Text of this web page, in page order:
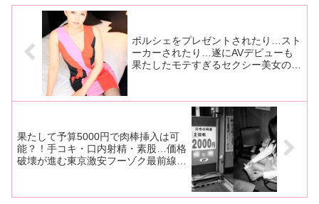
ポルシェをプレゼントされたり…スト
ーカーされたり…遂にAVデビューも
果たしたモテすぎるセクシー美女の深
果たして予算5000円で肉棒挿入は可
能？！手コキ・口内射精・素股…価格
破壊が進む東京激安フーゾク最前線事